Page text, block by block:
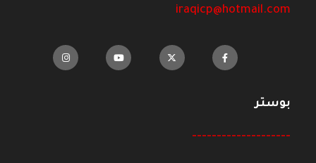
iraqicp@hotmail.com
بوستر
--------------------